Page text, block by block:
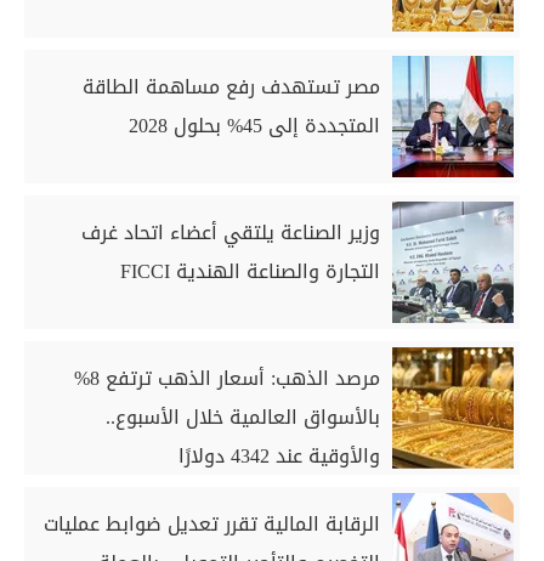
مصر تستهدف رفع مساهمة الطاقة
المتجددة إلى 45% بحلول 2028
وزير الصناعة يلتقي أعضاء اتحاد غرف
التجارة والصناعة الهندية FICCI
مرصد الذهب: أسعار الذهب ترتفع 8%
بالأسواق العالمية خلال الأسبوع..
والأوقية عند 4342 دولارًا
الرقابة المالية تقرر تعديل ضوابط عمليات